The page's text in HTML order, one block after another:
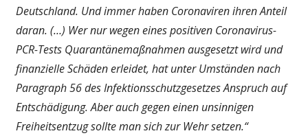
Deutschland. Und immer haben Coronaviren ihren Anteil
daran. (…) Wer nur wegen eines positiven Coronavirus-
PCR-Tests Quarantänemaßnahmen ausgesetzt wird und
finanzielle Schäden erleidet, hat unter Umständen nach
Paragraph 56 des Infektionsschutzgesetzes Anspruch auf
Entschädigung. Aber auch gegen einen unsinnigen
Freiheitsentzug sollte man sich zur Wehr setzen.“